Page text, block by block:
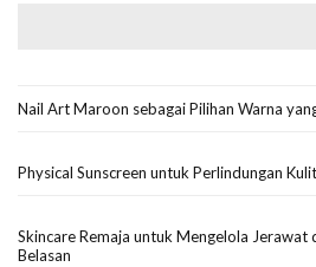
Nail Art Maroon sebagai Pilihan Warna
Physical Sunscreen untuk Perlindungan Kulit
Skincare Remaja untuk Mengelola Jerawat
Belasan